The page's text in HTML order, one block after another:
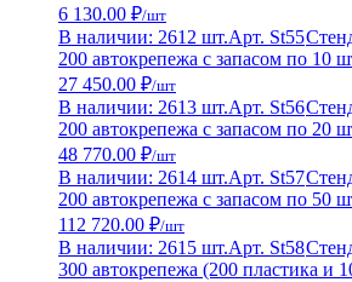
6 130.00 ₽/шт
В наличии: 2612 шт.Арт. St55
200 автокрепежа с запасом по 10
27 450.00 ₽/шт
В наличии: 2613 шт.Арт. St56
200 автокрепежа с запасом по 20
48 770.00 ₽/шт
В наличии: 2614 шт.Арт. St57
200 автокрепежа с запасом по 50
112 720.00 ₽/шт
В наличии: 2615 шт.Арт. St58
300 автокрепежа (200 пластика и